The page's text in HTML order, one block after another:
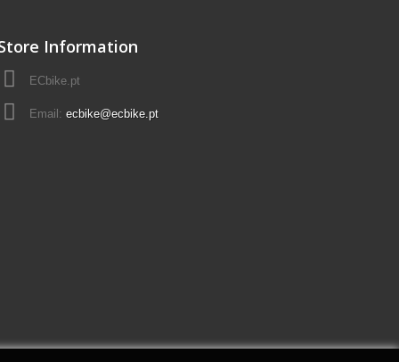
Information
ECbike.pt
Email: ecbike@ecbike.pt